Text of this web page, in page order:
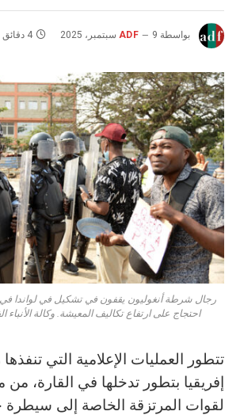
بواسطة ADF 9 سبتمبر، 2025 4 دقائق
احتجاج على ارتفاع تكاليف المعيشة. وكالة
تتطور العمليات الإعلامية التي
إفريقيا بتطور تدخلها في القارة، من
لقوات المرتزقة الخاصة إلى